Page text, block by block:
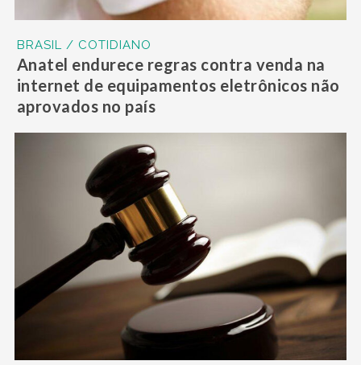
BRASIL / COTIDIANO
Anatel endurece regras contra venda na
internet de equipamentos eletrônicos não
aprovados no país